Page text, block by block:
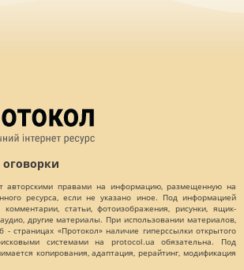
авторскими правами на информацию, размещенную на
ресурса, если не указано иное. Под информацией
статьи, фотоизображения, рисунки, ящик-
другие материалы. При использовании материалов,
страницах «Протокол» наличие гиперссылки открытого
системами на protocol.ua обязательна. Под
копирования, адаптация, рерайтинг, модификация